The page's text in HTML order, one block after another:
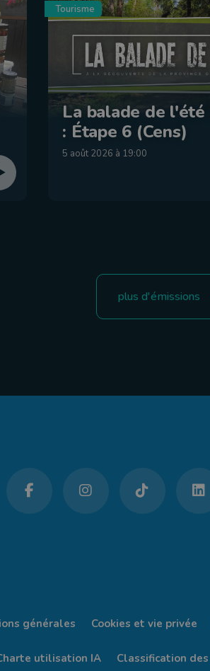
Tourisme
La balade de l'été
: Étape 6 (Cens)
5 août 2026 à 19:00
plus d'émissions
générales Cookies et vie privée
utilisation IA Classification